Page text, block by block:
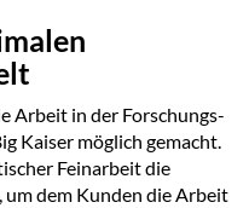
Arbeit in der Forschungs-
Kaiser möglich gemacht.
Feinarbeit die
dem Kunden die Arbeit